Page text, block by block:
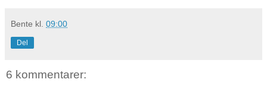
Bente kl. 09:00
Del
6 kommentarer: